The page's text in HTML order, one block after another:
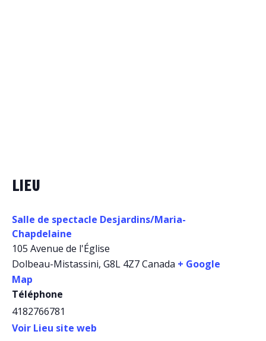
LIEU
Salle de spectacle Desjardins/Maria-
Chapdelaine
105 Avenue de l'Église
Dolbeau-Mistassini, G8L 4Z7Canada + Google
Map
Téléphone
4182766781
Voir Lieu site web